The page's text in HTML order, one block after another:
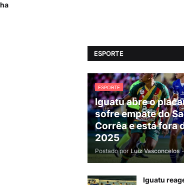
ESPORTE
ESPORTE
Iguatu abre o
sofre empate do
Corrêa e está fora
2025
Postado por Luiz Vasconcelos -
Iguatu